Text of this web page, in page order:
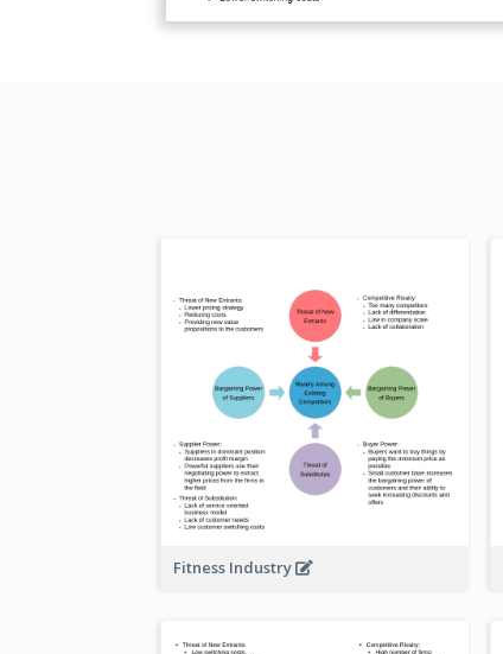
Fitness Industry